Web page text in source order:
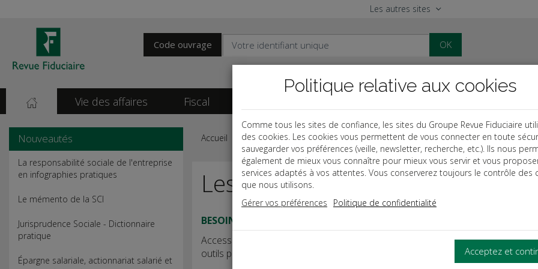
Les autres sites
Code ouvrage OK
Vie des affaires Fiscal
Nouveautés
La responsabilité sociale de l'entreprise
en infographies pratiques
Le mémento de la SCI
Jurisprudence Sociale - Dictionnaire
pratique
Épargne salariale, actionnariat salarié et
Accueil En infographies Les outils patrimoniaux en infographies pratiques
Les outils patrimoniaux en
BESOIN D'UNE APPROCHE PÉDAGOGIQUE DE L'EXPERTISE PATRIMONIALE ?
Accessible à tous, cet ouvrage constitue un véritable support pédagogique et
outils patrimoniaux.
Politique relative aux cookies
Comme tous les sites de confiance, les sites du Groupe Revue Fiduciaire
des cookies. Les cookies vous permettent de vous connecter en toute
sauvegarder vos préférences (veille, newsletter, recherche, etc.). Ils nous
également de mieux vous connaître pour mieux vous servir et vous
services adaptés à vos attentes. Vous conserverez toujours le contrôle des
que nous utilisons.
Gérer vos préférences
Politique de confidentialité
Acceptez et